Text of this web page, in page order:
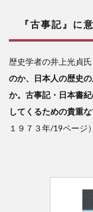
ち
2
『古
事
記』
「祭
り」
『古事記』に
歴史学者の井上光貞
のか、日本人の歴史
か。古事記・日本書
してくるための貴重
１９７３年/19ページ